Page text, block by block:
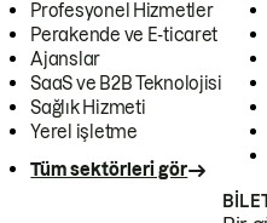
Profesyonel Hizmetler
Perakende ve E-ticaret
Ajanslar
SaaS ve B2B Teknolojisi
Sağlık Hizmeti
Yerel işletme
Tüm sektörleri gör